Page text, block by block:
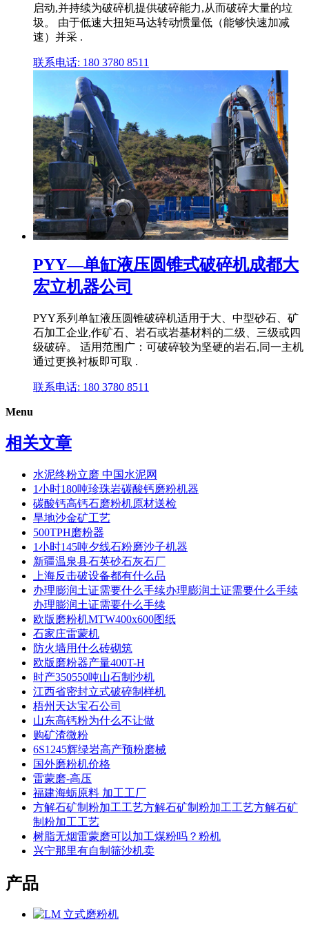
启动,并持续为破碎机提供破碎能力,从而破碎大量的垃
圾。 由于低速大扭矩马达转动惯量低（能够快速加减
速）并采 .
联系电话: 180 3780 8511
PYY—单缸液压圆锥式破碎机成都大
宏立机器公司
PYY系列单缸液压圆锥破碎机适用于大、中型砂石、矿
石加工企业,作矿石、岩石或岩基材料的二级、三级或四
级破碎。 适用范围广：可破碎较为坚硬的岩石,同一主机
通过更换衬板即可取 .
联系电话: 180 3780 8511
Menu
相关文章
水泥终粉立磨 中国水泥网
1小时180吨珍珠岩碳酸钙磨粉机器
碳酸钙高钙石磨粉机原材送检
旱地沙金矿工艺
500TPH磨粉器
1小时145吨夕线石粉磨沙子机器
新疆温泉县石英砂石灰石厂
上海反击破设备都有什么品
办理膨润土证需要什么手续办理膨润土证需要什么手续
办理膨润土证需要什么手续
欧版磨粉机MTW400x600图纸
石家庄雷蒙机
防火墙用什么砖砌筑
欧版磨粉器产量400T-H
时产350550吨山石制沙机
江西省密封立式破碎制样机
梧州天达宝石公司
山东高钙粉为什么不让做
购矿渣微粉
6S1245辉绿岩高产预粉磨械
国外磨粉机价格
雷蒙磨-高压
福建海蛎原料 加工工厂
方解石矿制粉加工工艺方解石矿制粉加工工艺方解石矿
制粉加工工艺
树脂无烟雷蒙磨可以加工煤粉吗？粉机
兴宁那里有自制筛沙机卖
产品